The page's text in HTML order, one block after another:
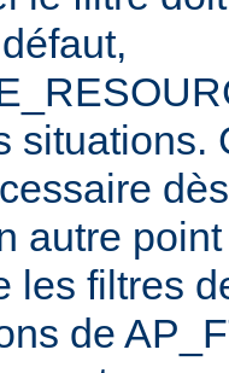
situations.
autre
les filtres
de